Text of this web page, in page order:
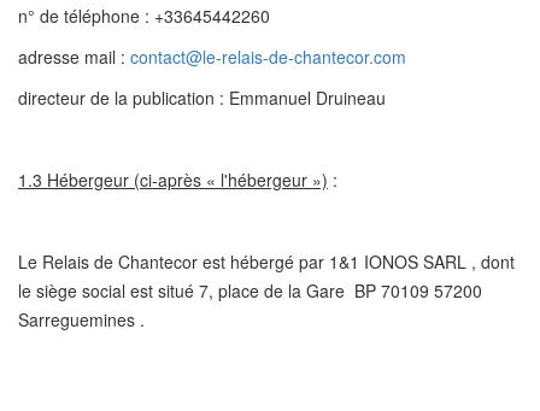
n° de téléphone : +33645442260
adresse mail : contact@le-relais-de-chantecor.com
directeur de la publication : Emmanuel Druineau
1.3 Hébergeur (ci-après « l'hébergeur ») :
Le Relais de Chantecor est hébergé par 1&1 IONOS SARL , dont
le siège social est situé 7, place de la Gare BP 70109 57200
Sarreguemines .